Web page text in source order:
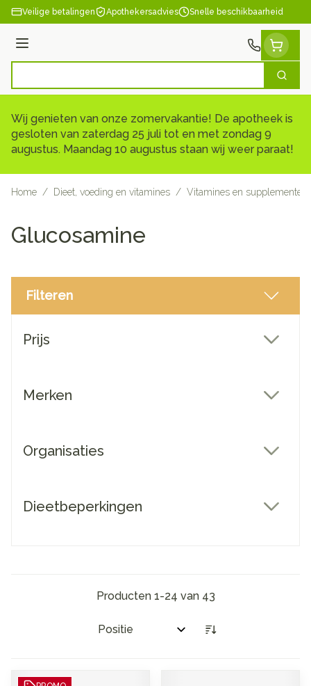
Ga naar de inhoud
Veilige betalingen Apothekersadvies Snelle beschikbaarheid
Menu
Zoek
Wij genieten van onze zomervakantie! De apotheek is
gesloten van zaterdag 25 juli tot en met zondag 9
augustus. Maandag 10 augustus staan wij weer paraat!
Home / Dieet, voeding en vitamines / Vitamines en supplementen
Glucosamine
Filteren
Prijs
Merken
Organisaties
Dieetbeperkingen
Producten 1-24 van 43
Sorteer op: